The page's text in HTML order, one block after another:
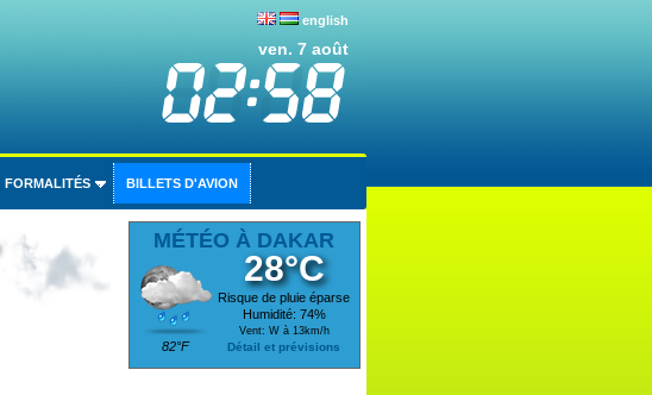
english
ven. 7 août
FORMALITÉS BILLETS D'AVION
MÉTÉO À DAKAR
82°F
28°C
Risque de pluie éparse
Humidité: 74%
Vent: W à 13km/h
Détail et prévisions